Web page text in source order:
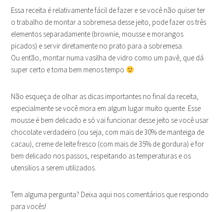
Essa receita é relativamente fácil de fazer e se você não quiser ter
o trabalho de montar a sobremesa desse jeito, pode fazer os três
elementos separadamente (brownie, mousse e morangos
picados) e servir diretamente no prato para a sobremesa.
Ou então, montar numa vasilha de vidro como um pavê, que dá
super certo e toma bem menos tempo
Não esqueça de olhar as dicas importantes no final da receita,
especialmente se você mora em algum lugar muito quente. Esse
mousse é bem delicado e só vai funcionar desse jeito se você usar
chocolate verdadeiro (ou seja, com mais de 30% de manteiga de
cacau), creme de leite fresco (com mais de 35% de gordura) e for
bem delicado nos passos, respeitando as temperaturas e os
utensilios a serem utilizados.
Tem alguma pergunta? Deixa aqui nos comentários que respondo
para vocês!